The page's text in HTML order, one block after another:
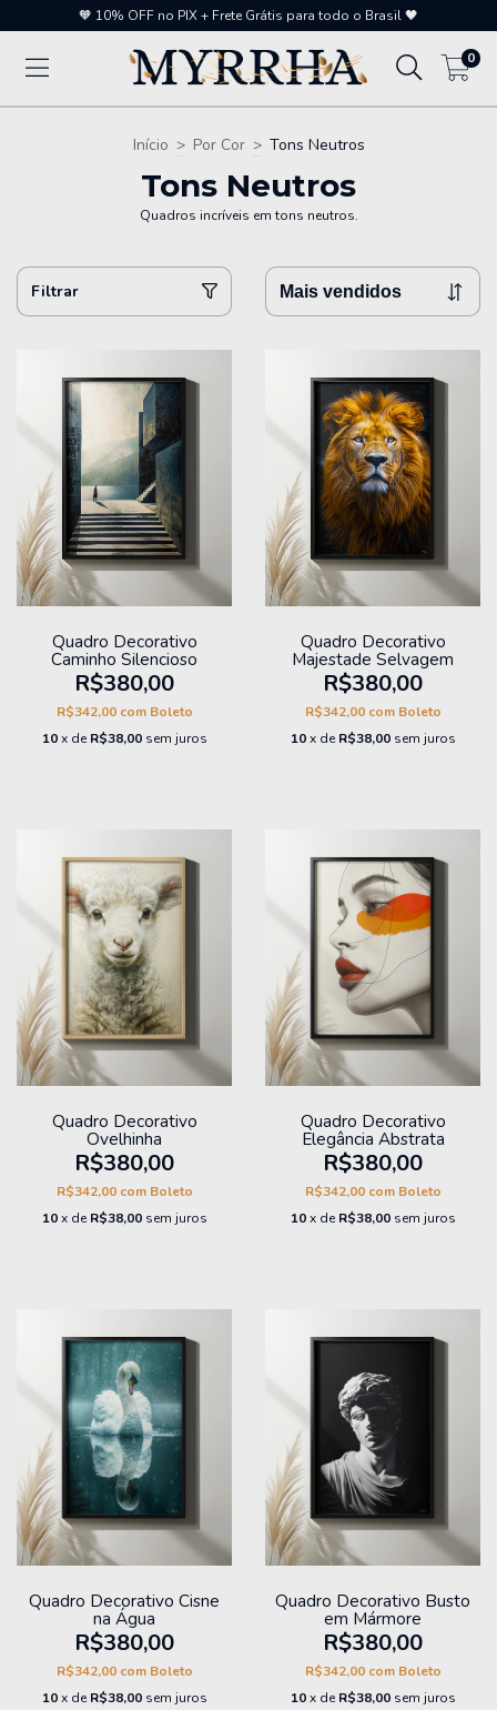
🧡 10% OFF no PIX + Frete Grátis para todo o Brasil 🖤
0
Início > Por Cor > Tons Neutros
Tons Neutros
Quadros incríveis em tons neutros.
Filtrar
Quadro Decorativo
Caminho Silencioso
R$380,00
R$342,00 com Boleto
10 x de R$38,00 sem juros
Quadro Decorativo
Majestade Selvagem
R$380,00
R$342,00 com Boleto
10 x de R$38,00 sem juros
Quadro Decorativo
Ovelhinha
R$380,00
R$342,00 com Boleto
10 x de R$38,00 sem juros
Quadro Decorativo
Elegância Abstrata
R$380,00
R$342,00 com Boleto
10 x de R$38,00 sem juros
Quadro Decorativo Cisne
na Água
R$380,00
R$342,00 com Boleto
10 x de R$38,00 sem juros
Quadro Decorativo Busto
em Mármore
R$380,00
R$342,00 com Boleto
10 x de R$38,00 sem juros